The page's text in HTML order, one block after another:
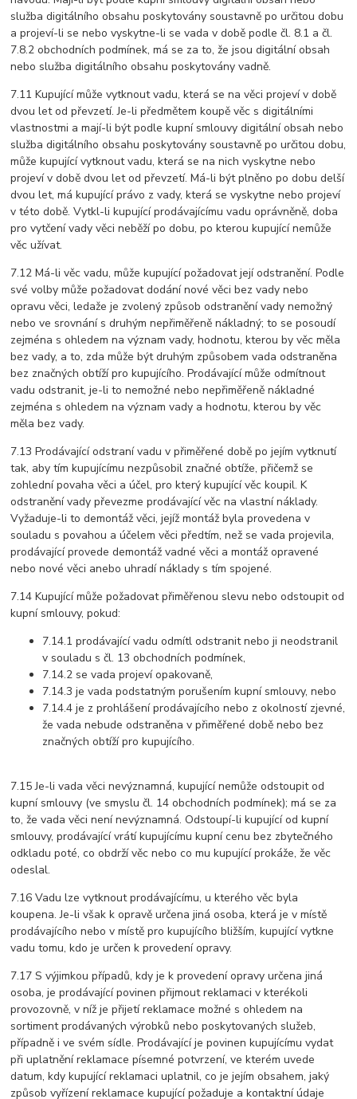
služba digitálního obsahu poskytovány soustavně po určitou dobu
a projeví-li se nebo vyskytne-li se vada v době podle čl. 8.1 a čl.
7.8.2 obchodních podmínek, má se za to, že jsou digitální obsah
nebo služba digitálního obsahu poskytovány vadně.
7.11 Kupující může vytknout vadu, která se na věci projeví v době
dvou let od převzetí. Je-li předmětem koupě věc s digitálními
vlastnostmi a mají-li být podle kupní smlouvy digitální obsah nebo
služba digitálního obsahu poskytovány soustavně po určitou dobu,
může kupující vytknout vadu, která se na nich vyskytne nebo
projeví v době dvou let od převzetí. Má-li být plněno po dobu delší
dvou let, má kupující právo z vady, která se vyskytne nebo projeví
v této době. Vytkl-li kupující prodávajícímu vadu oprávněně, doba
pro vytčení vady věci neběží po dobu, po kterou kupující nemůže
věc užívat.
7.12 Má-li věc vadu, může kupující požadovat její odstranění. Podle
své volby může požadovat dodání nové věci bez vady nebo
opravu věci, ledaže je zvolený způsob odstranění vady nemožný
nebo ve srovnání s druhým nepřiměřeně nákladný; to se posoudí
zejména s ohledem na význam vady, hodnotu, kterou by věc měla
bez vady, a to, zda může být druhým způsobem vada odstraněna
bez značných obtíží pro kupujícího. Prodávající může odmítnout
vadu odstranit, je-li to nemožné nebo nepřiměřeně nákladné
zejména s ohledem na význam vady a hodnotu, kterou by věc
měla bez vady.
7.13 Prodávající odstraní vadu v přiměřené době po jejím vytknutí
tak, aby tím kupujícímu nezpůsobil značné obtíže, přičemž se
zohlední povaha věci a účel, pro který kupující věc koupil. K
odstranění vady převezme prodávající věc na vlastní náklady.
Vyžaduje-li to demontáž věci, jejíž montáž byla provedena v
souladu s povahou a účelem věci předtím, než se vada projevila,
prodávající provede demontáž vadné věci a montáž opravené
nebo nové věci anebo uhradí náklady s tím spojené.
7.14 Kupující může požadovat přiměřenou slevu nebo odstoupit od
kupní smlouvy, pokud:
7.14.1 prodávající vadu odmítl odstranit nebo ji neodstranil
v souladu s čl. 13 obchodních podmínek,
7.14.2 se vada projeví opakovaně,
7.14.3 je vada podstatným porušením kupní smlouvy, nebo
7.14.4 je z prohlášení prodávajícího nebo z okolností zjevné,
že vada nebude odstraněna v přiměřené době nebo bez
značných obtíží pro kupujícího.
7.15 Je-li vada věci nevýznamná, kupující nemůže odstoupit od
kupní smlouvy (ve smyslu čl. 14 obchodních podmínek); má se za
to, že vada věci není nevýznamná. Odstoupí-li kupující od kupní
smlouvy, prodávající vrátí kupujícímu kupní cenu bez zbytečného
odkladu poté, co obdrží věc nebo co mu kupující prokáže, že věc
odeslal.
7.16 Vadu lze vytknout prodávajícímu, u kterého věc byla
koupena. Je-li však k opravě určena jiná osoba, která je v místě
prodávajícího nebo v místě pro kupujícího bližším, kupující vytkne
vadu tomu, kdo je určen k provedení opravy.
7.17 S výjimkou případů, kdy je k provedení opravy určena jiná
osoba, je prodávající povinen přijmout reklamaci v kterékoli
provozovně, v níž je přijetí reklamace možné s ohledem na
sortiment prodávaných výrobků nebo poskytovaných služeb,
případně i ve svém sídle. Prodávající je povinen kupujícímu vydat
při uplatnění reklamace písemné potvrzení, ve kterém uvede
datum, kdy kupující reklamaci uplatnil, co je jejím obsahem, jaký
způsob vyřízení reklamace kupující požaduje a kontaktní údaje